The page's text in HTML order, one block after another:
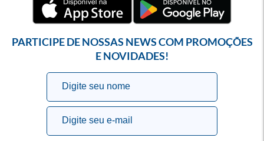
PARTICIPE DE NOSSAS NEWS COM PROMOÇÕES
E NOVIDADES!